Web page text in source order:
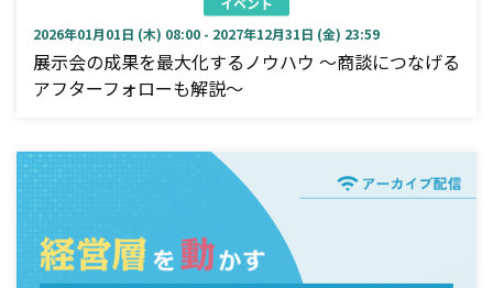
2026年01月01日 (木) 08:00 - 2027年12月31日 (金) 23:59
展示会の成果を最大化するノウハウ ～商談につなげる
アフターフォローも解説～